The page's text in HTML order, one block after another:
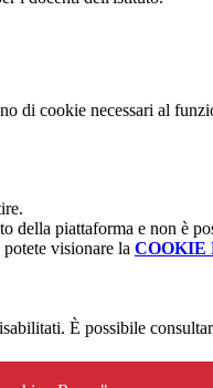
di cookie necessari al
della piattaforma e non è
visionare la COOKIE
È possibile